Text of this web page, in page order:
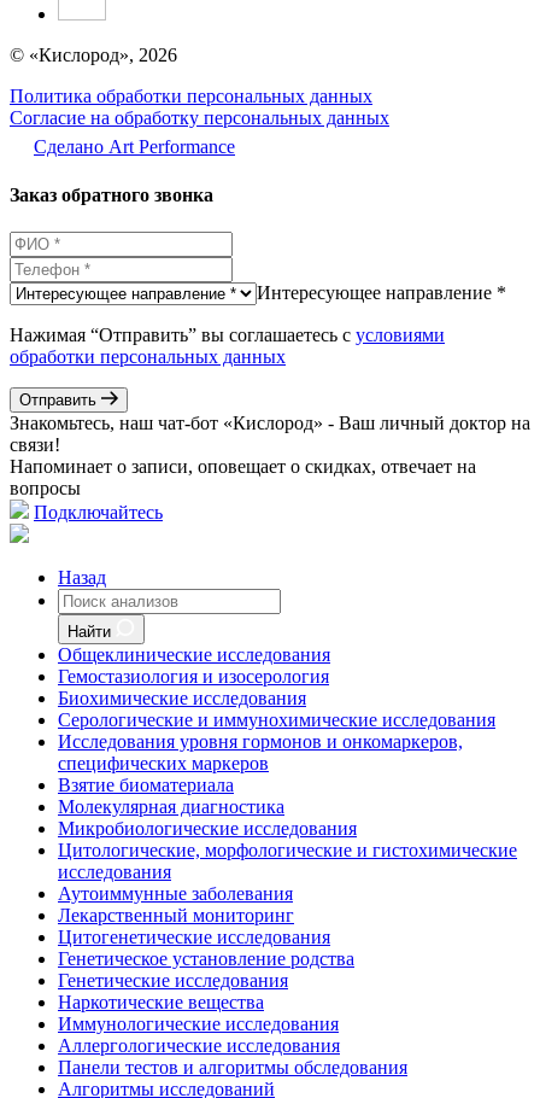
© «Кислород», 2026
Политика обработки персональных данных
Согласие на обработку персональных данных
Сделано Аrt Performance
Заказ обратного звонка
Интересующее направление *
Нажимая “Отправить” вы соглашаетесь с условиями
обработки персональных данных
Отправить
Знакомьтесь, наш чат-бот «Кислород» - Ваш личный доктор на
связи!
Напоминает о записи, оповещает о скидках, отвечает на
вопросы
Подключайтесь
Назад
Найти
Общеклинические исследования
Гемостазиология и изосерология
Биохимические исследования
Серологические и иммунохимические исследования
Исследования уровня гормонов и онкомаркеров,
специфических маркеров
Взятие биоматериала
Молекулярная диагностика
Микробиологические исследования
Цитологические, морфологические и гистохимические
исследования
Аутоиммунные заболевания
Лекарственный мониторинг
Цитогенетические исследования
Генетическое установление родства
Генетические исследования
Наркотические вещества
Иммунологические исследования
Аллергологические исследования
Панели тестов и алгоритмы обследования
Алгоритмы исследований